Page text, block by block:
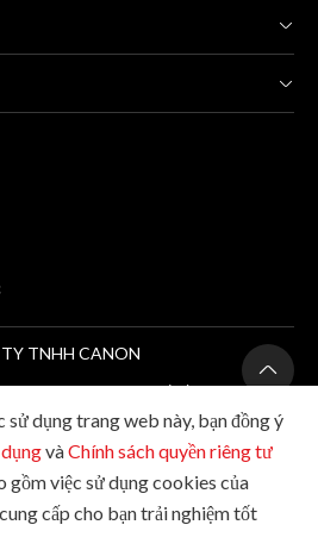
TNHH CANON
do SKH&DT HCM cấp lần
Zen Plaza, 54-56 Nguyễn
Chí Minh. Tel: (+84-28)
sử dụng trang web này, bạn đồng ý
vàChính sách quyền riêng tư
gồm việc sử dụng cookies của
cấp cho bạn trải nghiệm tốt